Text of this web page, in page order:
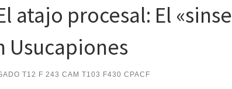
atajo procesal: El
Usucapiones
T12 F 243 CAM T103 F430 CPACF